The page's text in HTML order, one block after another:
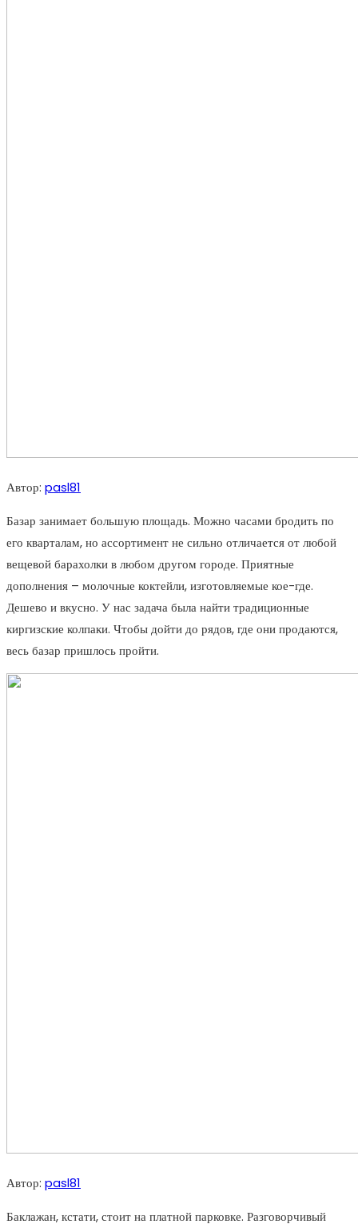
Автор: pasl81
Базар занимает большую площадь. Можно часами бродить по
его кварталам, но ассортимент не сильно отличается от любой
вещевой барахолки в любом другом городе. Приятные
дополнения – молочные коктейли, изготовляемые кое-где.
Дешево и вкусно. У нас задача была найти традиционные
киргизские колпаки. Чтобы дойти до рядов, где они продаются,
весь базар пришлось пройти.
Автор: pasl81
Баклажан, кстати, стоит на платной парковке. Разговорчивый